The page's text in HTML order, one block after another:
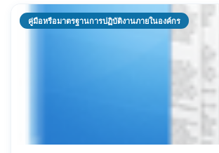
คู่มือหรือมาตรฐานการปฏิบัติงานภายในองค์กร